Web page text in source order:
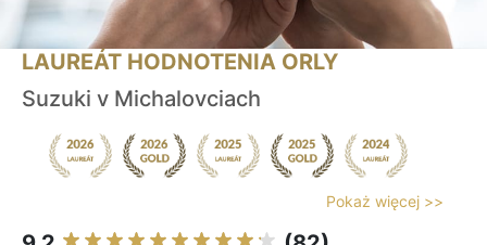
LAUREÁT HODNOTENIA ORLY
Suzuki v Michalovciach
Pokaż więcej >>